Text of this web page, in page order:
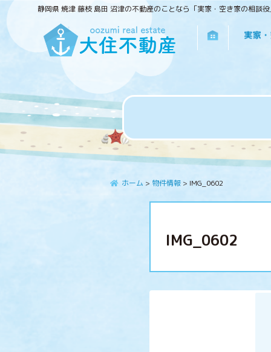
静岡県 焼津 藤枝 島田 沼津の不動産のことなら「実家・空き家の相談
ホーム > 物件情報 > IMG_0602
IMG_0602